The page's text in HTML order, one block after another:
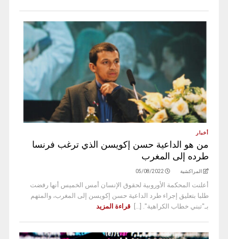
أخبار
من هو الداعية حسن إكويسن الذي ترغب فرنسا
طرده إلى المغرب
المراكشية 05/08/2022
أعلنت المحكمة الأوروبية لحقوق الإنسان أمس الخميس أنها رفضت
طلبا بتعليق إجراء طرد الداعية حسن إكويسن إلى المغرب، والمتهم
بـ"تبني خطاب الكراهية". [...]
قراءة المزيد